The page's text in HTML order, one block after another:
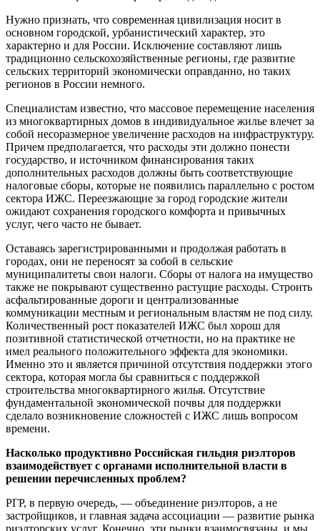
Нужно признать, что современная цивилизация носит в
основном городской, урбанистический характер, это
характерно и для России. Исключение составляют лишь
традиционно сельскохозяйственные регионы, где развитие
сельских территорий экономически оправданно, но таких
регионов в России немного.
Специалистам известно, что массовое перемещение населения
из многоквартирных домов в индивидуальное жилье влечет за
собой несоразмерное увеличение расходов на инфраструктуру.
Причем предполагается, что расходы эти должно понести
государство, и источником финансирования таких
дополнительных расходов должны быть соответствующие
налоговые сборы, которые не появились параллельно с ростом
сектора ИЖС. Переезжающие за город городские жители
ожидают сохранения городского комфорта и привычных
услуг, чего часто не бывает.
Оставаясь зарегистрированными и продолжая работать в
городах, они не переносят за собой в сельские
муниципалитеты свои налоги. Сборы от налога на имущество
также не покрывают существенно растущие расходы. Строить
асфальтированные дороги и централизованные
коммуникации местным и региональным властям не под силу.
Количественный рост показателей ИЖС был хорош для
позитивной статистической отчетности, но на практике не
имел реального положительного эффекта для экономики.
Именно это и является причиной отсутствия поддержки этого
сектора, которая могла бы сравниться с поддержкой
строительства многоквартирного жилья. Отсутствие
фундаментальной экономической почвы для поддержки
сделало возникновение сложностей с ИЖС лишь вопросом
времени.
Насколько продуктивно Российская гильдия риэлторов
взаимодействует с органами исполнительной власти в
решении перечисленных проблем?
РГР, в первую очередь, — объединение риэлторов, а не
застройщиков, и главная задача ассоциации — развитие рынка